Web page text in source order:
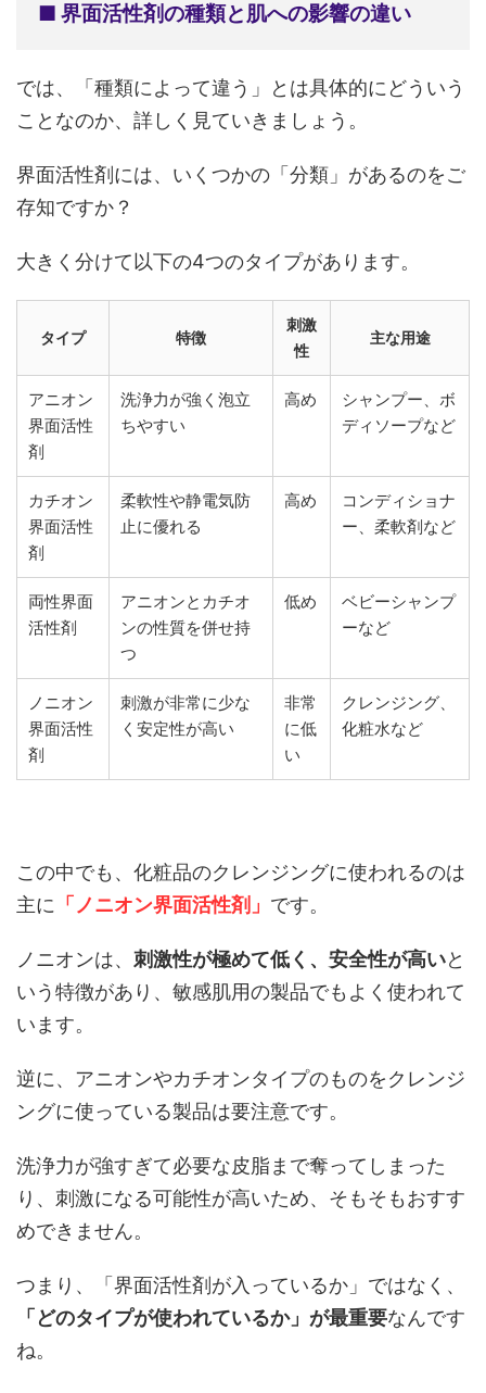
■ 界面活性剤の種類と肌への影響の違い
では、「種類によって違う」とは具体的にどういう
ことなのか、詳しく見ていきましょう。
界面活性剤には、いくつかの「分類」があるのをご
存知ですか？
大きく分けて以下の4つのタイプがあります。
タイプ 特徴
刺激
性
主な用途
アニオン
界面活性
剤
洗浄力が強く泡立
ちやすい
高め
シャンプー、ボ
ディソープなど
カチオン
界面活性
剤
柔軟性や静電気防
止に優れる
高め
コンディショナ
ー、柔軟剤など
両性界面
活性剤
アニオンとカチオ
ンの性質を併せ持
つ
低め
ベビーシャンプ
ーなど
ノニオン
界面活性
剤
刺激が非常に少な
く安定性が高い
非常
に低
い
クレンジング、
化粧水など
この中でも、化粧品のクレンジングに使われるのは
主に 「ノニオン界面活性剤」 です。
ノニオンは、 刺激性が極めて低く、安全性が高いと
いう特徴があり、敏感肌用の製品でもよく使われて
います。
逆に、アニオンやカチオンタイプのものをクレンジ
ングに使っている製品は要注意です。
洗浄力が強すぎて必要な皮脂まで奪ってしまった
り、刺激になる可能性が高いため、そもそもおすす
めできません。
つまり、「界面活性剤が入っているか」ではなく、
「どのタイプが使われているか」が最重要なんです
ね。